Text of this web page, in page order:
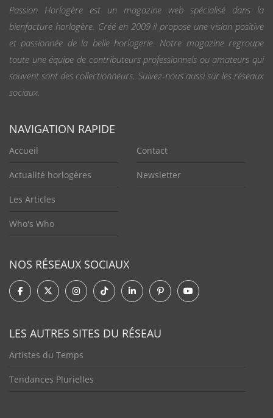
Passion Horlogère est un magazine web spécialisé dans la
bienfacture horlogère. Créé en 2009 il propose une vision positive
et passionnée de la belle horlogerie. Notre magazine regroupe
toute une équipe de contributeurs professionnels ou amateurs qui
souvent sont des collectionneurs. Suivez-nous aussi sur les réseaux
sociaux.
NAVIGATION RAPIDE
Accueil
Actualité horlogères
Les Articles
Who's Who
Contact
Newsletter
NOS RÉSEAUX SOCIAUX
LES AUTRES SITES DU RÉSEAU
Artistes du Temps
Tendances Plurielles